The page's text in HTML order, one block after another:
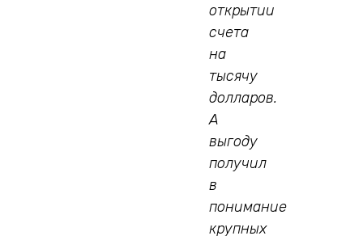
открытии
счета
на
тысячу
долларов.
А
выгоду
получил
в
понимание
крупных